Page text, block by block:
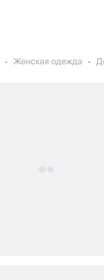
Женская одежда